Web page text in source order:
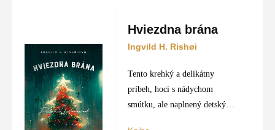
Hviezdna brána
Ingvild H. Rishøi
Tento krehký a delikátny
príbeh, hoci s nádychom
smútku, ale naplnený detským